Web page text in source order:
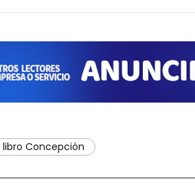
libro Concepción